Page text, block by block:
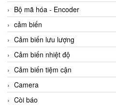
Bộ mã hóa - Encoder
cảm biến
Cảm biến lưu lượng
Cảm biến nhiệt độ
Cảm biến tiệm cận
Camera
Còi báo